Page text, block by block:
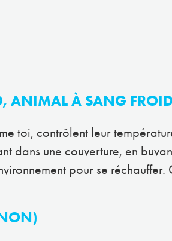
ANIMAL À SANG FROID
toi, contrôlent leur
dans une couverture, en
pour se